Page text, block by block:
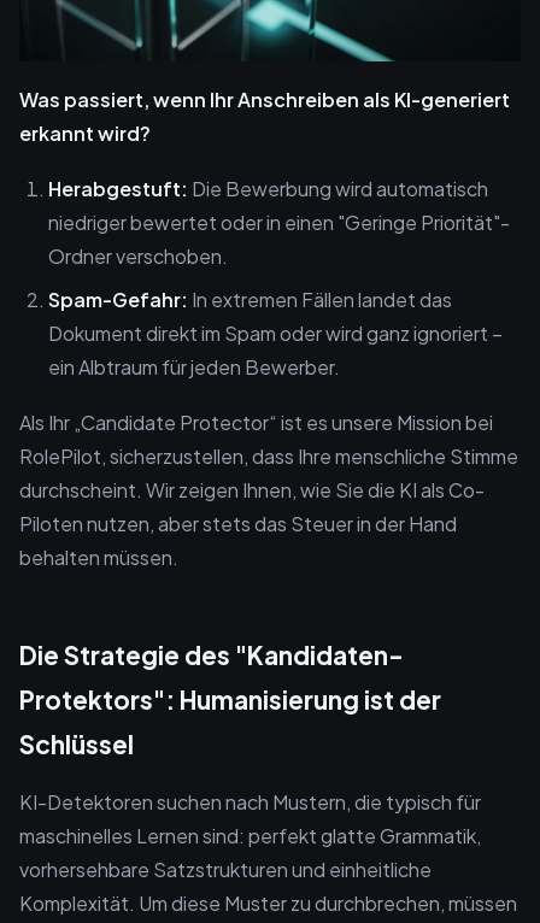
Was passiert, wenn Ihr Anschreiben als KI-generiert
erkannt wird?
Herabgestuft: Die Bewerbung wird automatisch
niedriger bewertet oder in einen "Geringe Priorität"-
Ordner verschoben.
Spam-Gefahr: In extremen Fällen landet das
Dokument direkt im Spam oder wird ganz ignoriert –
ein Albtraum für jeden Bewerber.
Als Ihr „Candidate Protector“ ist es unsere Mission bei
RolePilot, sicherzustellen, dass Ihre menschliche Stimme
durchscheint. Wir zeigen Ihnen, wie Sie die KI als Co-
Piloten nutzen, aber stets das Steuer in der Hand
behalten müssen.
Die Strategie des "Kandidaten-
Protektors": Humanisierung ist der
Schlüssel
KI-Detektoren suchen nach Mustern, die typisch für
maschinelles Lernen sind: perfekt glatte Grammatik,
vorhersehbare Satzstrukturen und einheitliche
Komplexität. Um diese Muster zu durchbrechen, müssen